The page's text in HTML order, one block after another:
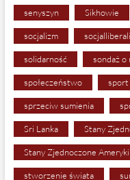
senyszyn Sikhowie
socjalizm
solidarność sondaż o
społeczeństwo sport
sprzeciw sumienia
Sri Lanka Stany
Stany Zjednoczone Ameryki
stworzenie świata